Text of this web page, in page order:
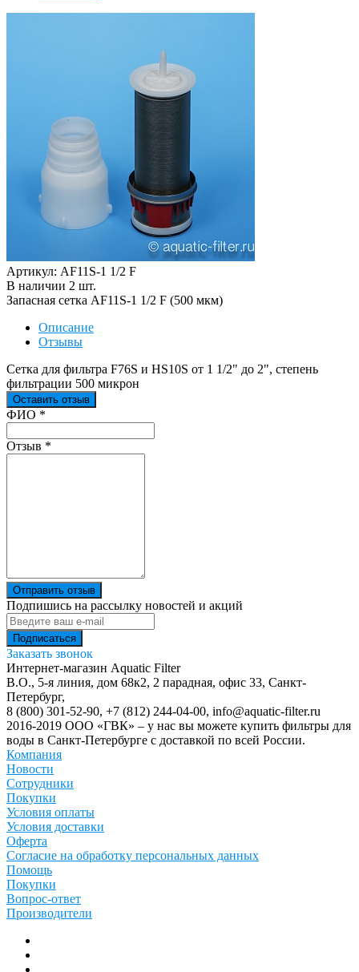
Артикул: AF11S-1 1/2 F
В наличии 2 шт.
Запасная сетка AF11S-1 1/2 F (500 мкм)
Описание
Отзывы
Сетка для фильтра F76S и HS10S от 1 1/2" до 2", степень
фильтрации 500 микрон
Оставить отзыв
Ваш отзыв был отправлен!
ФИО *
Отзыв *
Отправить отзыв
Подпишись на рассылку новостей и акций
Заказать звонок
Интернет-магазин Aquatic Filter
В.О., 5-я линия, дом 68к2, 2 парадная, офис 33, Санкт-
Петербург,
8 (800) 301-52-90, +7 (812) 244-04-00, info@aquatic-filter.ru
2016-2019 ООО «ГВК» – у нас вы можете купить фильтры для
воды в Санкт-Петербурге с доставкой по всей России.
Компания
Новости
Сотрудники
Покупки
Условия оплаты
Условия доставки
Оферта
Согласие на обработку персональных данных
Помощь
Покупки
Вопрос-ответ
Производители